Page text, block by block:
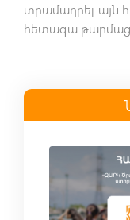
տրամադրել այն
հետագա
Read more